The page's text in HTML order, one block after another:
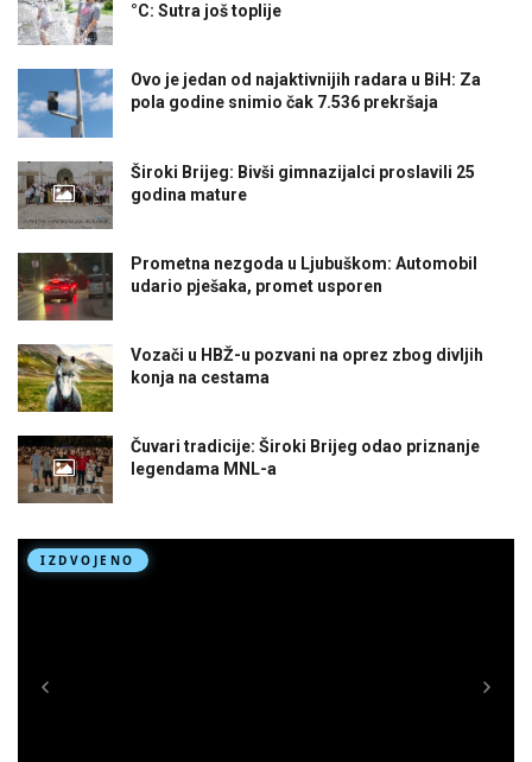
°C: Sutra još toplije
Ovo je jedan od najaktivnijih radara u BiH: Za
pola godine snimio čak 7.536 prekršaja
Široki Brijeg: Bivši gimnazijalci proslavili 25
godina mature
Prometna nezgoda u Ljubuškom: Automobil
udario pješaka, promet usporen
Vozači u HBŽ-u pozvani na oprez zbog divljih
konja na cestama
Čuvari tradicije: Široki Brijeg odao priznanje
legendama MNL-a